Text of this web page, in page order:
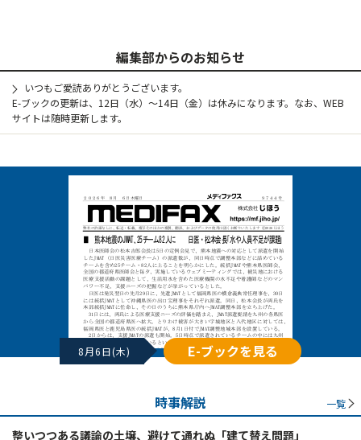
編集部からのお知らせ
いつもご愛読ありがとうございます。
E-ブックの更新は、12日（水）～14日（金）は休みになります。なお、WEB
サイトは随時更新します。
8月6日(木) E-ブックを見る
時事解説 一覧
整いつつある議論の土壌、避けて通れぬ「建て替え問題」